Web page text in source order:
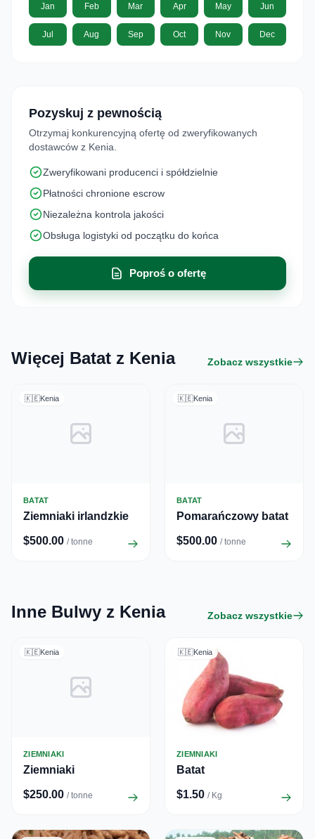
Jan Feb Mar Apr May Jun
Jul Aug Sep Oct Nov Dec
Pozyskuj z pewnością
Otrzymaj konkurencyjną ofertę od zweryfikowanych
dostawców z Kenia.
Zweryfikowani producenci i spółdzielnie
Płatności chronione escrow
Niezależna kontrola jakości
Obsługa logistyki od początku do końca
Poproś o ofertę
Więcej Batat z Kenia Zobacz wszystkie
🇰🇪Kenia
BATAT
Ziemniaki irlandzkie
$500.00 / tonne
🇰🇪Kenia
BATAT
Pomarańczowy batat
$500.00 / tonne
Inne Bulwy z Kenia Zobacz wszystkie
🇰🇪Kenia
ZIEMNIAKI
Ziemniaki
$250.00 / tonne
🇰🇪Kenia
ZIEMNIAKI
Batat
$1.50 / Kg